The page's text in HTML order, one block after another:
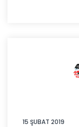
15 ŞUBAT 2019